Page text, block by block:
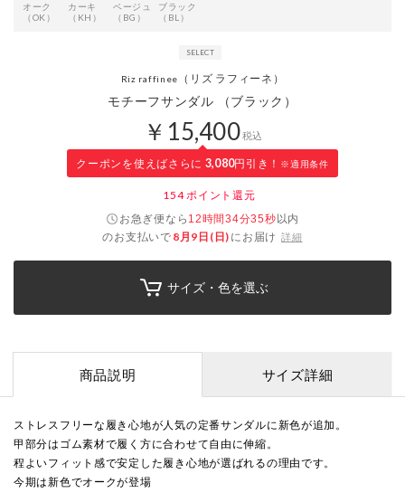
オーク
（OK）
カーキ
（KH）
ベージュ
（BG）
ブラック
（BL）
Riz raffinee （リズ ラフィーネ）
モチーフサンダル （ブラック）
￥15,400税込
クーポンを使えばさらに 3,080円引き！ ※適用条件
154ポイント還元
お急ぎ便なら 12時間34分34秒以内
のお支払いで 8月9日(日) にお届け 詳細
サイズ・色を選ぶ
商品説明 サイズ詳細
ストレスフリーな履き心地が人気の定番サンダルに新色が追加。
甲部分はゴム素材で履く方に合わせて自由に伸縮。
程よいフィット感で安定した履き心地が選ばれるの理由です。
今期は新色でオークが登場